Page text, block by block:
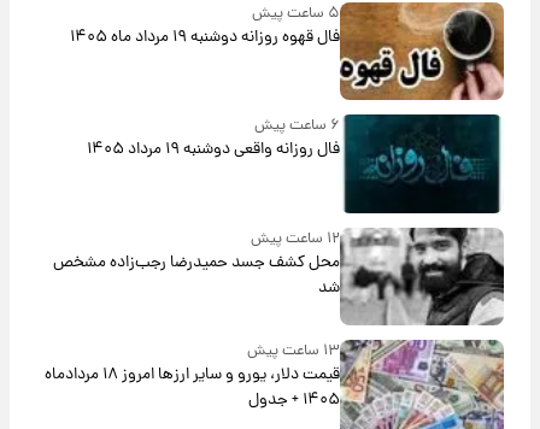
۵ ساعت پیش
فال قهوه روزانه دوشنبه ۱۹ مرداد ماه ۱۴۰۵
فال روزانه واقعی دوشنبه ۱۹ مرداد ۱۴۰۵
۱۲ ساعت پیش
محل کشف جسد حمیدرضا رجب‌زاده مشخص
شد
۱۳ ساعت پیش
قیمت دلار، یورو و سایر ارزها امروز ۱۸ مردادماه
۱۴۰۵ + جدول